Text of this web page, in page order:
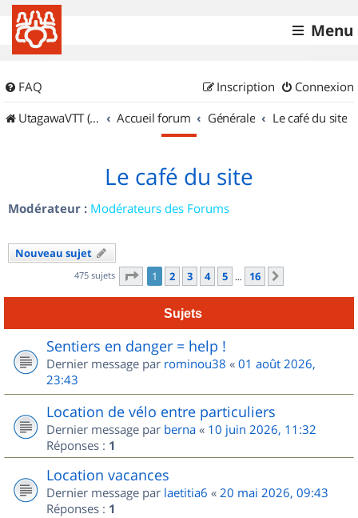
Menu
FAQ Connexion
Inscription
UtagawaVTT (Randos VTT et VTTAE avec traces GPS)
Accueil forum Générale Le café du site
Le café du site
Modérateur : Modérateurs des Forums
Nouveau sujet
475 sujets Page 1sur
1 2 3 4 5 … 16
Sujets
Sentiers en danger = help !
Dernier message par rominou38 « 01 août 2026,
23:43
Location de vélo entre particuliers
Dernier message par berna « 10 juin 2026, 11:32
Réponses : 1
Location vacances
Dernier message par laetitia6 « 20 mai 2026, 09:43
Réponses : 1